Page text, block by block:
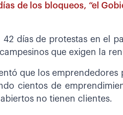
de los bloqueos, “el
42 días de protestas en el
que exigen la
que los
cientos de
no tienen clientes.